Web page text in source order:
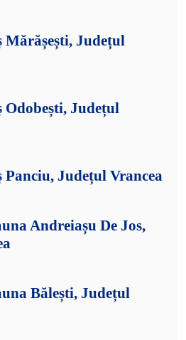
Mărășești, Județul
Odobești, Județul
Panciu, Județul Vrancea
Andreiașu De Jos,
Bălești, Județul